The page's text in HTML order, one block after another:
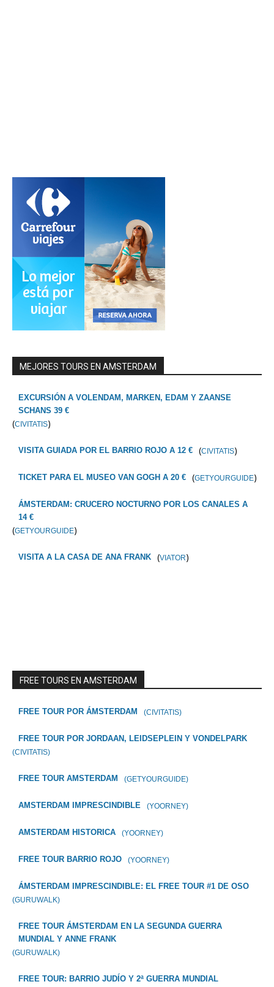
MEJORES TOURS EN AMSTERDAM
EXCURSIÓN A VOLENDAM, MARKEN, EDAM Y ZAANSE
SCHANS 39 €
(CIVITATIS)
VISITA GUIADA POR EL BARRIO ROJO A 12 € (CIVITATIS)
TICKET PARA EL MUSEO VAN GOGH A 20 € (GETYOURGUIDE)
ÁMSTERDAM: CRUCERO NOCTURNO POR LOS CANALES A
14 €
(GETYOURGUIDE)
VISITA A LA CASA DE ANA FRANK (VIATOR)
FREE TOURS EN AMSTERDAM
FREE TOUR POR ÁMSTERDAM (CIVITATIS)
FREE TOUR POR JORDAAN, LEIDSEPLEIN Y VONDELPARK
(CIVITATIS)
FREE TOUR AMSTERDAM (GETYOURGUIDE)
AMSTERDAM IMPRESCINDIBLE (YOORNEY)
AMSTERDAM HISTORICA (YOORNEY)
FREE TOUR BARRIO ROJO (YOORNEY)
ÁMSTERDAM IMPRESCINDIBLE: EL FREE TOUR #1 DE OSO
(GURUWALK)
FREE TOUR ÁMSTERDAM EN LA SEGUNDA GUERRA
MUNDIAL Y ANNE FRANK
(GURUWALK)
FREE TOUR: BARRIO JUDÍO Y 2ª GUERRA MUNDIAL